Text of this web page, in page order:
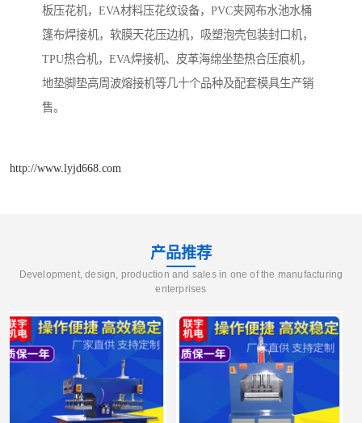
板压花机，EVA材料压花纹设备，PVC夹网布水池水桶
篷布焊接机，软膜天花压边机，吸塑泡壳包装封口机，
TPU热合机，EVA焊接机、皮革海绵坐垫热合压痕机，
地垫脚垫高周波熔接机等几十个品种及配套模具生产销
售。
http://www.lyjd668.com
产品推荐
Development, design, production and sales in one of the manufacturing
enterprises